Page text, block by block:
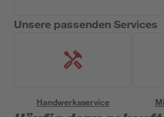
Unsere passenden Services
Handwerksservice